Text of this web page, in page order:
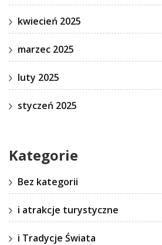
kwiecień 2025
marzec 2025
luty 2025
styczeń 2025
Kategorie
Bez kategorii
i atrakcje turystyczne
i Tradycje Świata